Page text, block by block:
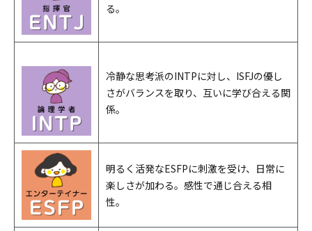
る。
冷静な思考派のINTPに対し、ISFJの優し
さがバランスを取り、互いに学び合える関
係。
明るく活発なESFPに刺激を受け、日常に
楽しさが加わる。感性で通じ合える相
性。